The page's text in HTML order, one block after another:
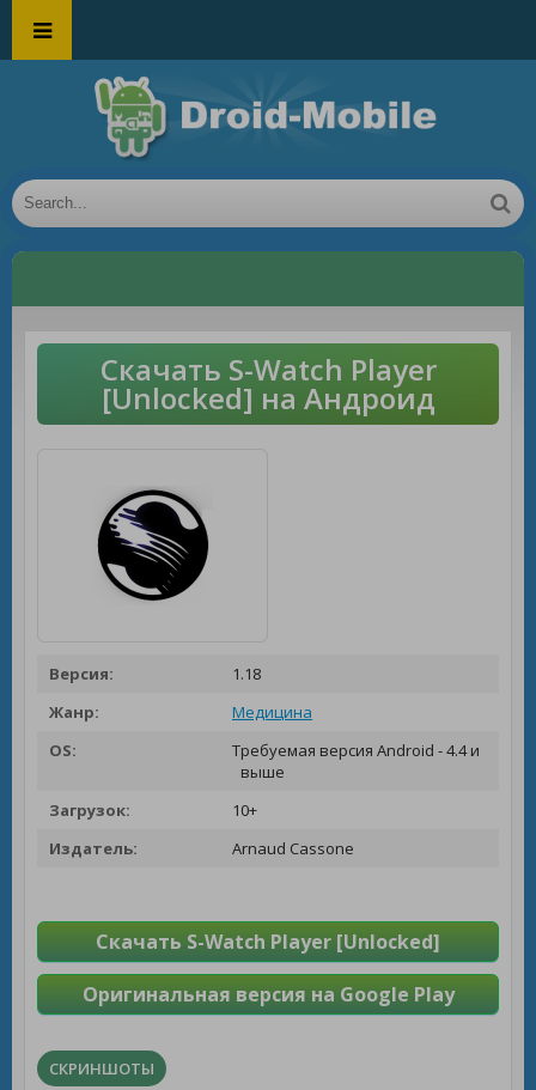
Скачать S-Watch Player
[Unlocked] на Андроид
Версия:
1.18
Жанр:
Медицина
OS:
Требуемая версия Android - 4.4 и
выше
Загрузок:
10+
Издатель:
Arnaud Cassone
Скачать S-Watch Player [Unlocked]
Оригинальная версия на Google Play
СКРИНШОТЫ